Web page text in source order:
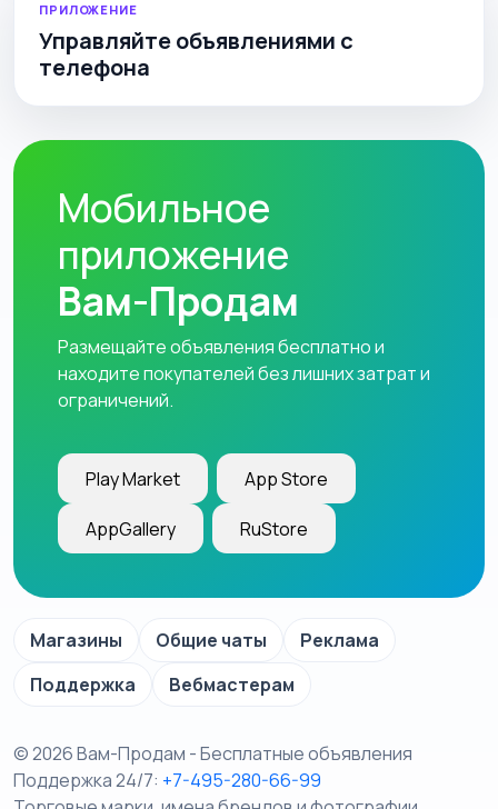
ПРИЛОЖЕНИЕ
Управляйте объявлениями с
телефона
Мобильное
приложение
Вам-Продам
Размещайте объявления бесплатно и
находите покупателей без лишних затрат и
ограничений.
Play Market App Store
AppGallery RuStore
Магазины Общие чаты
Реклама
Поддержка
Вебмастерам
© 2026 Вам-Продам - Бесплатные объявления
Поддержка 24/7: +7-495-280-66-99